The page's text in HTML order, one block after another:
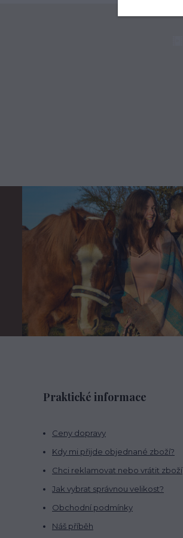
Praktické informace
Ceny dopravy
Kdy mi přijde objednané zboží?
Chci reklamovat nebo vrátit zboží
Jak vybrat správnou velikost?
Obchodní podmínky
Náš příběh